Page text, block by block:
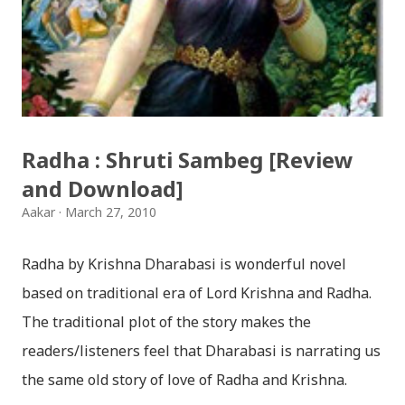
Download Patriotic Nepali Song: नेपालले के गर्यो मलाई, भन्न
छोडिदेउ Download: रातो र चन्द्र सुर्य / raato ra chandra
surya (रचनाकार: गोपाल प्रसाद रिमाल, गायक: फत्तेमान, संगीत:
अम्बर गुरुङ) Download: सयथरि बाजा एउटै ताल / saya thari
मरेपनि मेरो देश बाँचिराखोस / ma marepan...
Radha : Shruti Sambeg [Review
and Download]
Aakar March 27, 2010
Radha by Krishna Dharabasi is wonderful novel
based on traditional era of Lord Krishna and Radha.
The traditional plot of the story makes the
readers/listeners feel that Dharabasi is narrating us
the same old story of love of Radha and Krishna.